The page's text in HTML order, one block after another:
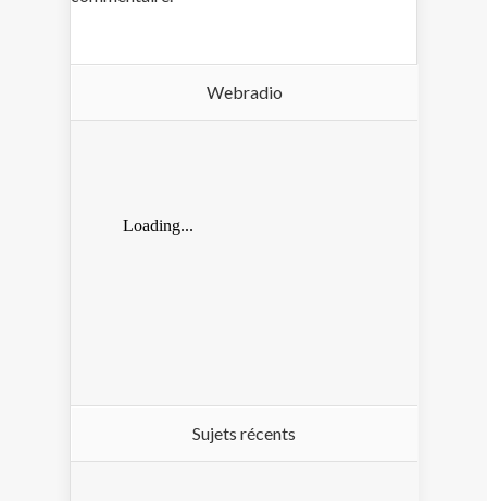
Webradio
Sujets récents